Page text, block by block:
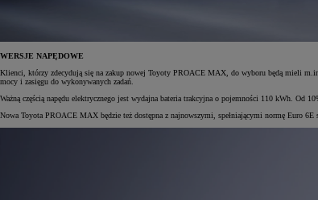
Od 105 300 zł
Corolla Hatchback
HYBRID
WERSJE NAPĘDOWE
Klienci, którzy zdecydują się na zakup nowej Toyoty PROACE MAX, do wyboru będą mieli
mocy i zasięgu do wykonywanych zadań.
Ważną częścią napędu elektrycznego jest wydajna bateria trakcyjna o pojemności 110 kWh. Od
Nowa Toyota PROACE MAX będzie też dostępna z najnowszymi, spełniającymi normę Euro